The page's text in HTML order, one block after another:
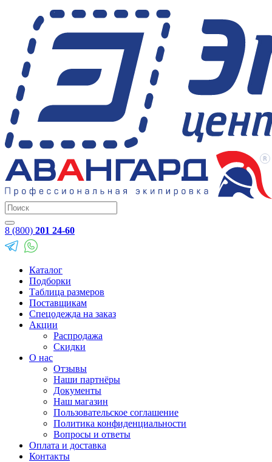
8 (800) 201 24-60
Каталог
Подборки
Таблица размеров
Поставщикам
Спецодежда на заказ
Акции
Распродажа
Скидки
О нас
Отзывы
Наши партнёры
Документы
Наш магазин
Пользовательское соглашение
Политика конфиденциальности
Вопросы и ответы
Оплата и доставка
Контакты